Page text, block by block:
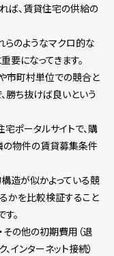
ば、賃貸住宅の供給の
らのようなマクロ的な
になってきます。
市町村単位での競合と
勝ち抜けば良いという
宅ポータルサイトで、購
の物件の賃貸募集条件
造が似かよっている競
かを比較検証すること
。
その他の初期費用（退
インターネット接続）